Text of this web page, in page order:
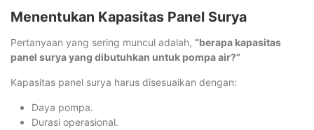
Menentukan Kapasitas Panel Surya
Pertanyaan yang sering muncul adalah, “berapa kapasitas
panel surya yang dibutuhkan untuk pompa air?”
Kapasitas panel surya harus disesuaikan dengan:
Daya pompa.
Durasi operasional.